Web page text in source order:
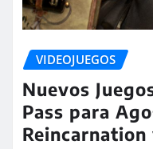
VIDEOJUEGOS
Nuevos
Pass para
Reincarnation